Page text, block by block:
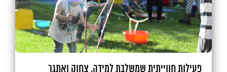
פעילות חווייתית שמשלבת למידה, צחוק ואתגר